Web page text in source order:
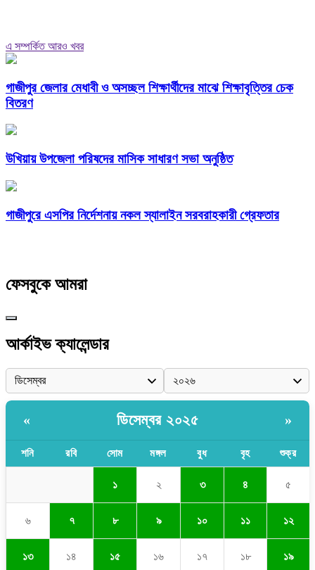
এ সম্পর্কিত আরও খবর
গাজীপুর জেলার মেধাবী ও অসচ্ছল শিক্ষার্থীদের মাঝে শিক্ষাবৃত্তির চেক
বিতরণ
উখিয়ায় উপজেলা পরিষদের মাসিক সাধারণ সভা অনুষ্ঠিত
গাজীপুরে এসপির নির্দেশনায় নকল স্যালাইন সরবরাহকারী গ্রেফতার
ফেসবুকে আমরা
আর্কাইভ ক্যালেন্ডার
« ডিসেম্বর ২০২৫ »
শনি রবি সোম মঙ্গল বুধ বৃহ শুক্র
১ ২ ৩ ৪ ৫
৬ ৭ ৮ ৯ ১০ ১১ ১২
১৩ ১৪ ১৫ ১৬ ১৭ ১৮ ১৯